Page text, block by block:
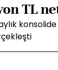
TL